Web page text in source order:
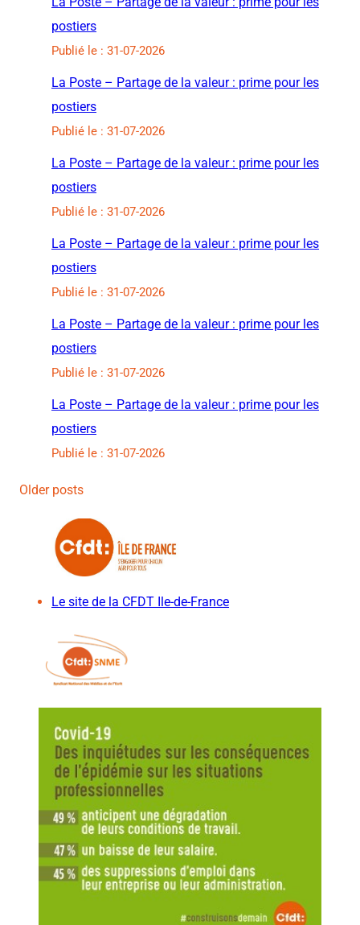
postiers
Publié le : 31-07-2026
La Poste – Partage de la valeur : prime pour les
postiers
Publié le : 31-07-2026
La Poste – Partage de la valeur : prime pour les
postiers
Publié le : 31-07-2026
La Poste – Partage de la valeur : prime pour les
postiers
Publié le : 31-07-2026
La Poste – Partage de la valeur : prime pour les
postiers
Publié le : 31-07-2026
La Poste – Partage de la valeur : prime pour les
postiers
Publié le : 31-07-2026
Older posts
Le site de la CFDT Ile-de-France